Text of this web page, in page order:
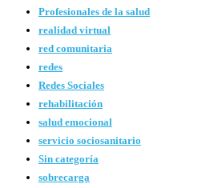
Profesionales de la salud
realidad virtual
red comunitaria
redes
Redes Sociales
rehabilitación
salud emocional
servicio sociosanitario
Sin categoría
sobrecarga